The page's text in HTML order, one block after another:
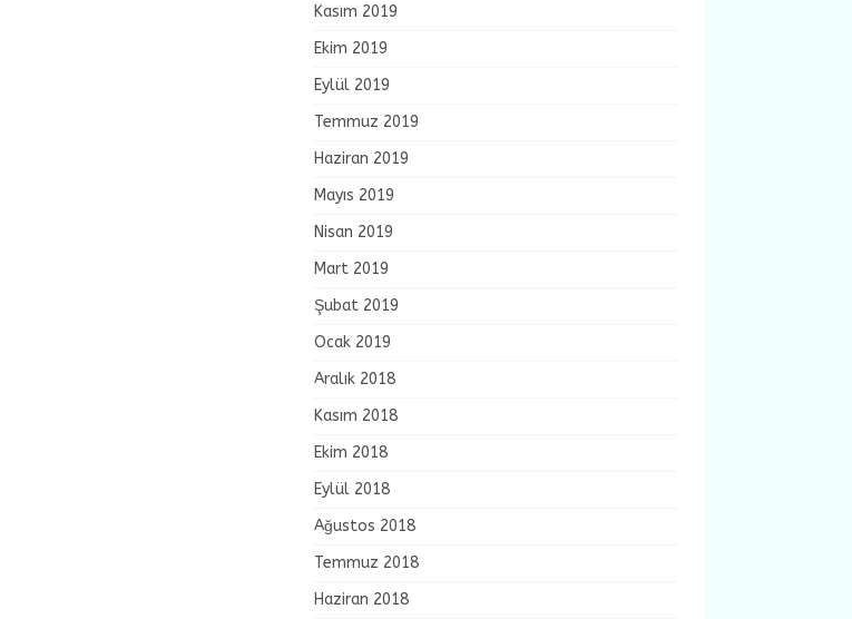
Kasım 2019
Ekim 2019
Eylül 2019
Temmuz 2019
Haziran 2019
Mayıs 2019
Nisan 2019
Mart 2019
Şubat 2019
Ocak 2019
Aralık 2018
Kasım 2018
Ekim 2018
Eylül 2018
Ağustos 2018
Temmuz 2018
Haziran 2018